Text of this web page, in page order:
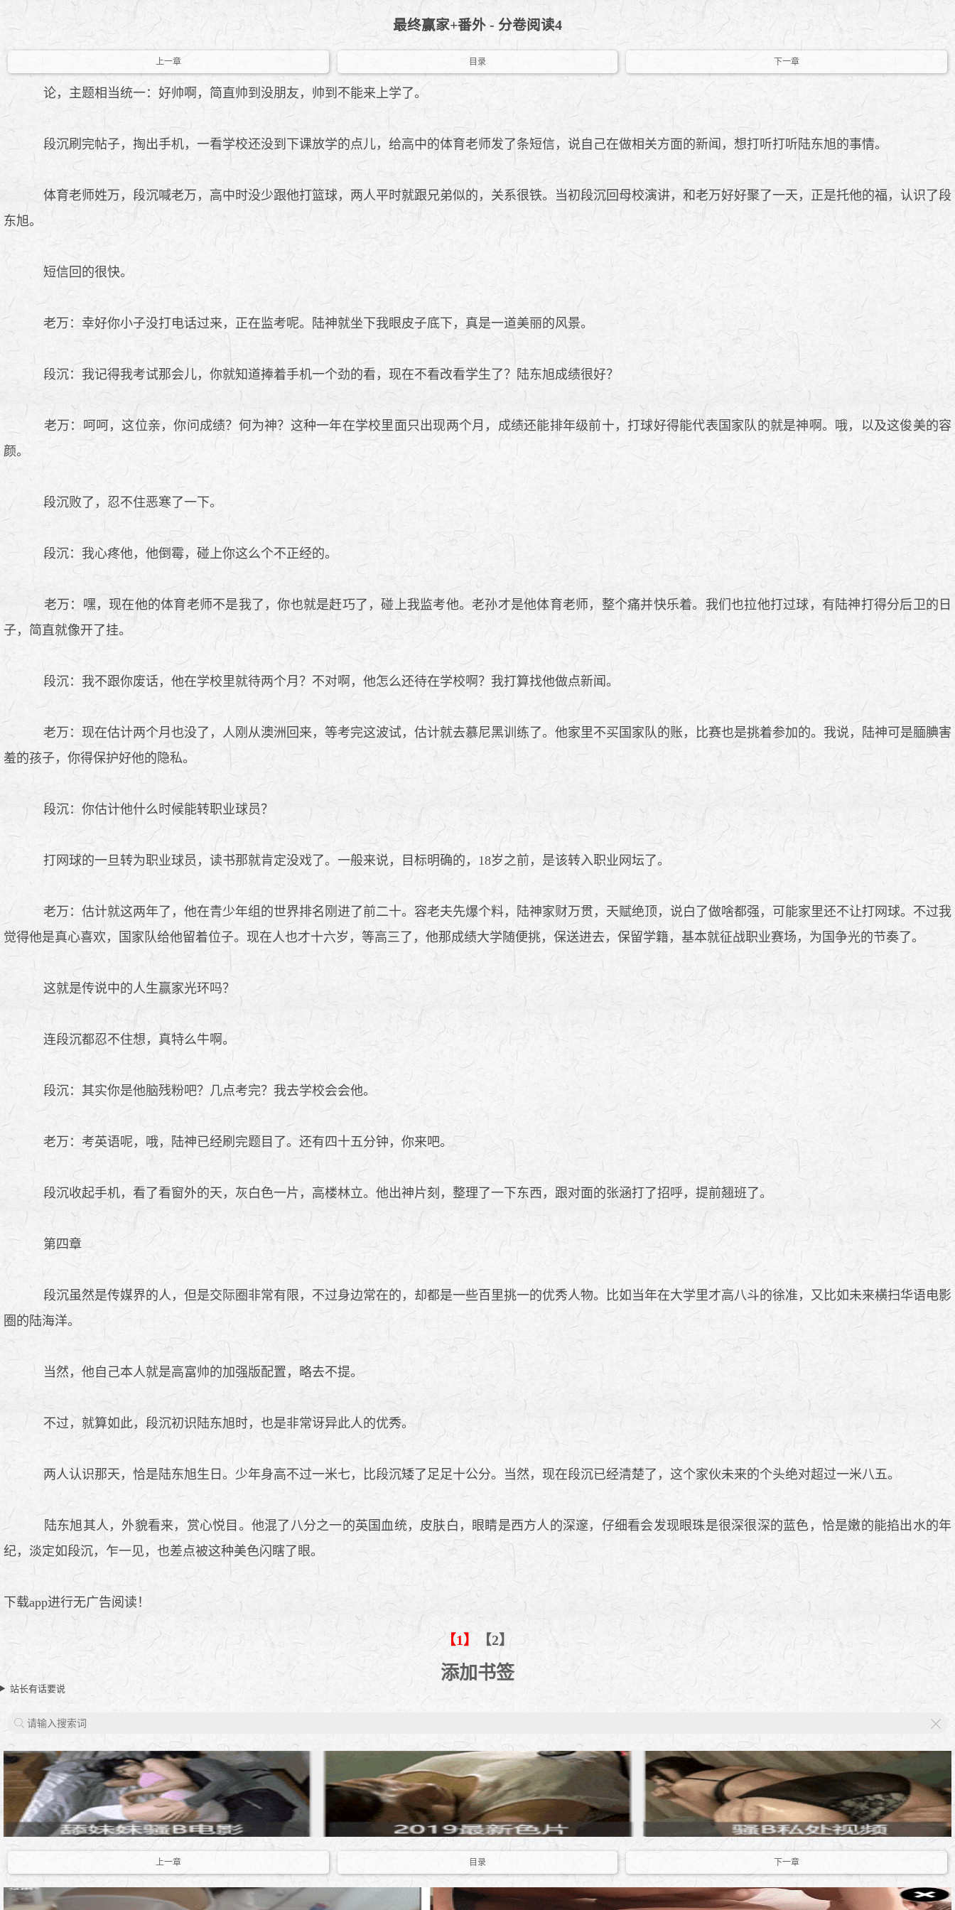
最终赢家+番外 - 分卷阅读4
上一章 目录 下一章
论，主题相当统一：好帅啊，简直帅到没朋友，帅到不能来上学了。
段沉刷完帖子，掏出手机，一看学校还没到下课放学的点儿，给高中的体育老师发了条短信，说自己在做相关方面的新闻，想打听打听陆东旭的事情。
体育老师姓万，段沉喊老万，高中时没少跟他打篮球，两人平时就跟兄弟似的，关系很铁。当初段沉回母校演讲，和老万好好聚了一天，正是托他的福，认识了段
东旭。
短信回的很快。
老万：幸好你小子没打电话过来，正在监考呢。陆神就坐下我眼皮子底下，真是一道美丽的风景。
段沉：我记得我考试那会儿，你就知道捧着手机一个劲的看，现在不看改看学生了？陆东旭成绩很好？
老万：呵呵，这位亲，你问成绩？何为神？这种一年在学校里面只出现两个月，成绩还能排年级前十，打球好得能代表国家队的就是神啊。哦，以及这俊美的容
颜。
段沉败了，忍不住恶寒了一下。
段沉：我心疼他，他倒霉，碰上你这么个不正经的。
老万：嘿，现在他的体育老师不是我了，你也就是赶巧了，碰上我监考他。老孙才是他体育老师，整个痛并快乐着。我们也拉他打过球，有陆神打得分后卫的日
子，简直就像开了挂。
段沉：我不跟你废话，他在学校里就待两个月？不对啊，他怎么还待在学校啊？我打算找他做点新闻。
老万：现在估计两个月也没了，人刚从澳洲回来，等考完这波试，估计就去慕尼黑训练了。他家里不买国家队的账，比赛也是挑着参加的。我说，陆神可是腼腆害
羞的孩子，你得保护好他的隐私。
段沉：你估计他什么时候能转职业球员？
打网球的一旦转为职业球员，读书那就肯定没戏了。一般来说，目标明确的，18岁之前，是该转入职业网坛了。
老万：估计就这两年了，他在青少年组的世界排名刚进了前二十。容老夫先爆个料，陆神家财万贯，天赋绝顶，说白了做啥都强，可能家里还不让打网球。不过我
觉得他是真心喜欢，国家队给他留着位子。现在人也才十六岁，等高三了，他那成绩大学随便挑，保送进去，保留学籍，基本就征战职业赛场，为国争光的节奏了。
这就是传说中的人生赢家光环吗？
连段沉都忍不住想，真特么牛啊。
段沉：其实你是他脑残粉吧？几点考完？我去学校会会他。
老万：考英语呢，哦，陆神已经刷完题目了。还有四十五分钟，你来吧。
段沉收起手机，看了看窗外的天，灰白色一片，高楼林立。他出神片刻，整理了一下东西，跟对面的张涵打了招呼，提前翘班了。
第四章
段沉虽然是传媒界的人，但是交际圈非常有限，不过身边常在的，却都是一些百里挑一的优秀人物。比如当年在大学里才高八斗的徐准，又比如未来横扫华语电影
圈的陆海洋。
当然，他自己本人就是高富帅的加强版配置，略去不提。
不过，就算如此，段沉初识陆东旭时，也是非常讶异此人的优秀。
两人认识那天，恰是陆东旭生日。少年身高不过一米七，比段沉矮了足足十公分。当然，现在段沉已经清楚了，这个家伙未来的个头绝对超过一米八五。
陆东旭其人，外貌看来，赏心悦目。他混了八分之一的英国血统，皮肤白，眼睛是西方人的深邃，仔细看会发现眼珠是很深很深的蓝色，恰是嫩的能掐出水的年
纪，淡定如段沉，乍一见，也差点被这种美色闪瞎了眼。
下载app进行无广告阅读！
【1】 【2】
添加书签
站长有话要说
上一章 目录 下一章